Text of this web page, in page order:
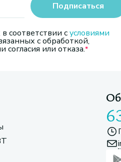
соответствии сусловиями
с обработкой,
или отказа.
Подписаться